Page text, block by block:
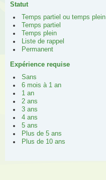
Statut
Temps partiel ou temps plein
Temps partiel
Temps plein
Liste de rappel
Permanent
Expérience requise
Sans
6 mois à 1 an
1 an
2 ans
3 ans
4 ans
5 ans
Plus de 5 ans
Plus de 10 ans